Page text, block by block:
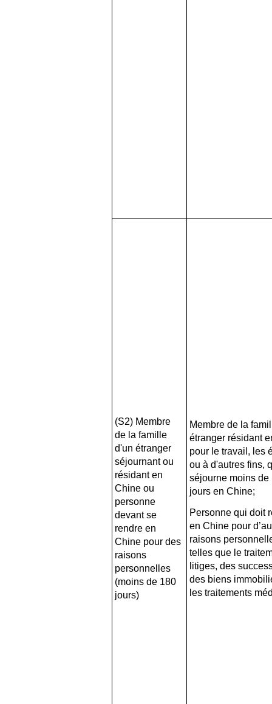
(S2) Membre
de la famille
d'un étranger
séjournant ou
résidant en
Chine ou
personne
devant se
rendre en
Chine pour des
raisons
personnelles
(moins de 180
jours)
Membre de la
étranger résidant
pour le travail, les
ou à d'autres fins,
séjourne moins de
jours en Chine;
Personne qui doit
en Chine pour
raisons
telles que le
litiges, des
des biens
les traitements